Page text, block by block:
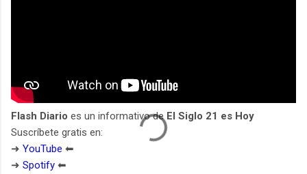
Flash Diario es un informativo de El Siglo 21 es Hoy
Suscríbete gratis en:
➜ YouTube ⬅︎
➜ Spotify ⬅︎